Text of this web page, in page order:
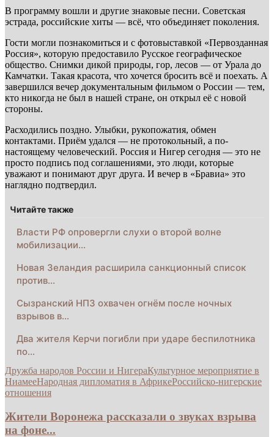
В программу вошли и другие знаковые песни. Советская
эстрада, российские хиты — всё, что объединяет поколения.
Гости могли познакомиться и с фотовыставкой «Первозданная
Россия», которую предоставило Русское географическое
общество. Снимки дикой природы, гор, лесов — от Урала до
Камчатки. Такая красота, что хочется бросить всё и поехать. А
завершился вечер документальным фильмом о России — тем,
кто никогда не был в нашей стране, он открыл её с новой
стороны.
Расходились поздно. Улыбки, рукопожатия, обмен
контактами. Приём удался — не протокольный, а по-
настоящему человеческий. Россия и Нигер сегодня — это не
просто подпись под соглашениями, это люди, которые
уважают и понимают друг друга. И вечер в «Бравиа» это
наглядно подтвердил.
Читайте также
Власти РФ опровергли слухи о второй волне
мобилизации…
Новая Зеландия расширила санкционный список
против…
Сызранский НПЗ охвачен огнём после ночных
взрывов в…
Два жителя Керчи погибли при ударе беспилотника
по…
Дружба народов России и НигераКультурное мероприятие в
НиамееНародная дипломатия в АфрикеРоссийско-нигерские
отношения
Жители Воронежа рассказали о звуках взрыва
на фоне...